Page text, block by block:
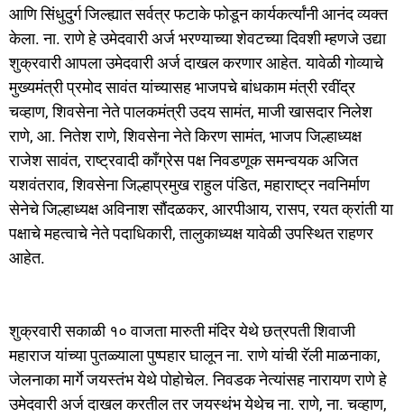
आणि सिंधुदुर्ग जिल्ह्यात सर्वत्र फटाके फोडून कार्यकर्त्यांनी आनंद व्यक्त
केला. ना. राणे हे उमेदवारी अर्ज भरण्याच्या शेवटच्या दिवशी म्हणजे उद्या
शुक्रवारी आपला उमेदवारी अर्ज दाखल करणार आहेत. यावेळी गोव्याचे
मुख्यमंत्री प्रमोद सावंत यांच्यासह भाजपचे बांधकाम मंत्री रवींद्र
चव्हाण, शिवसेना नेते पालकमंत्री उदय सामंत, माजी खासदार निलेश
राणे, आ. नितेश राणे, शिवसेना नेते किरण सामंत, भाजप जिल्हाध्यक्ष
राजेश सावंत, राष्ट्रवादी कॉंग्रेस पक्ष निवडणूक समन्वयक अजित
यशवंतराव, शिवसेना जिल्हाप्रमुख राहुल पंडित, महाराष्ट्र नवनिर्माण
सेनेचे जिल्हाध्यक्ष अविनाश सौंदळकर, आरपीआय, रासप, रयत क्रांती या
पक्षाचे महत्वाचे नेते पदाधिकारी, तालुकाध्यक्ष यावेळी उपस्थित राहणर
आहेत.
शुक्रवारी सकाळी १० वाजता मारुती मंदिर येथे छत्रपती शिवाजी
महाराज यांच्या पुतळ्याला पुष्पहार घालून ना. राणे यांची रॅली माळनाका,
जेलनाका मार्गे जयस्तंभ येथे पोहोचेल. निवडक नेत्यांसह नारायण राणे हे
उमेदवारी अर्ज दाखल करतील तर जयस्थंभ येथेच ना. राणे, ना. चव्हाण,